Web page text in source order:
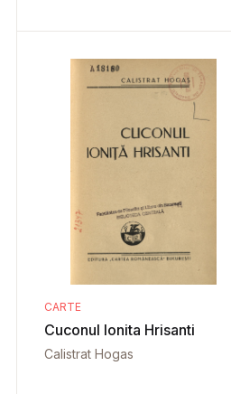
CARTE
Cuconul Ionita Hrisanti
Calistrat Hogas